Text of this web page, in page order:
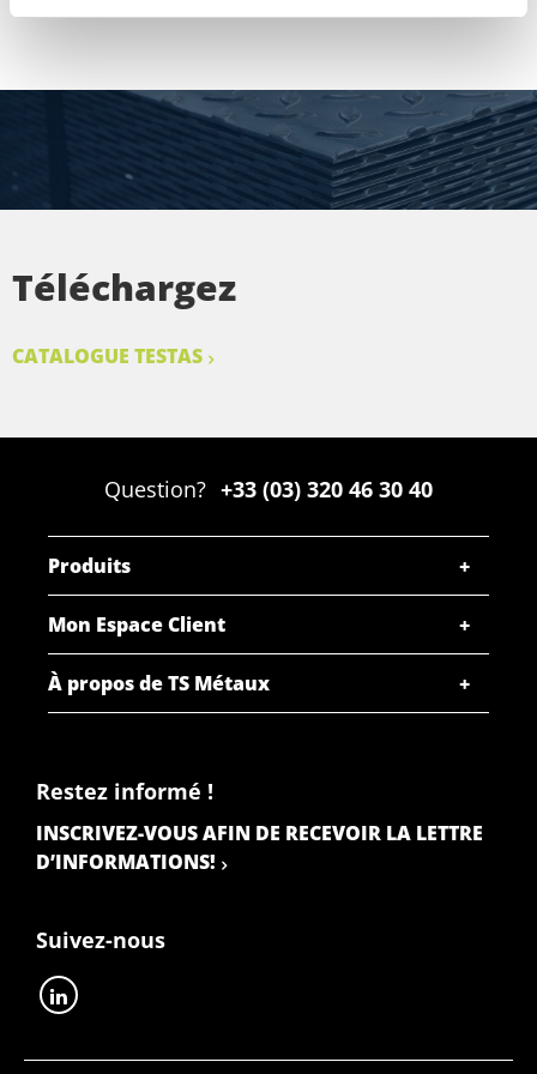
Téléchargez
CATALOGUE TESTAS
Question? +33 (03) 320 46 30 40
Produits
Mon Espace Client
À propos de TS Métaux
Restez informé !
INSCRIVEZ-VOUS AFIN DE RECEVOIR LA LETTRE
D’INFORMATIONS!
Suivez-nous